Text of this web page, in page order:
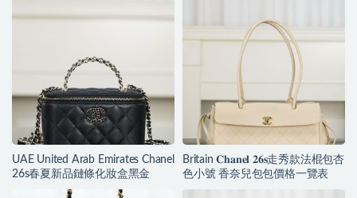
UAE United Arab Emirates Chanel
26s春夏新品鏈條化妝盒黑金
Britain 𝐂𝐡𝐚𝐧𝐞𝐥 𝟐𝟔𝐬走秀款法棍包杏
色小號 香奈兒包包價格一覽表